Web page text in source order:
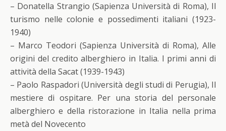
– Donatella Strangio (Sapienza Università di Roma), Il
turismo nelle colonie e possedimenti italiani (1923-
1940)
– Marco Teodori (Sapienza Università di Roma), Alle
origini del credito alberghiero in Italia. I primi anni di
attività della Sacat (1939-1943)
– Paolo Raspadori (Università degli studi di Perugia), Il
mestiere di ospitare. Per una storia del personale
alberghiero e della ristorazione in Italia nella prima
metà del Novecento